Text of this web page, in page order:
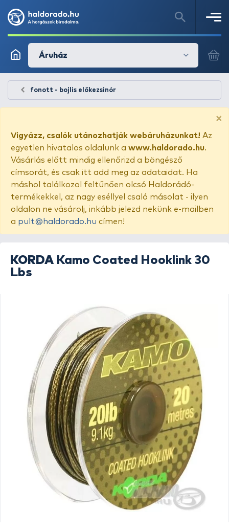
Áruház
fonott - bojlis előkezsinór
×
Vigyázz, csalók utánozhatják webáruházunkat! Az
egyetlen hivatalos oldalunk a www.haldorado.hu.
Vásárlás előtt mindig ellenőrizd a böngésző
címsorát, és csak itt add meg az adataidat. Ha
máshol találkozol feltűnően olcsó Haldorádó-
termékekkel, az nagy eséllyel csaló másolat - ilyen
oldalon ne vásárolj, inkább jelezd nekünk e-mailben
a pult@haldorado.hu címen!
KORDA Kamo Coated Hooklink 30
Lbs